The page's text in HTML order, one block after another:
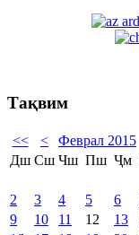
Тақвим
<< < Феврал 2015
Дш Сш Чш Пш Ҷм
2
3 4 5 6
9
10 11 12 13